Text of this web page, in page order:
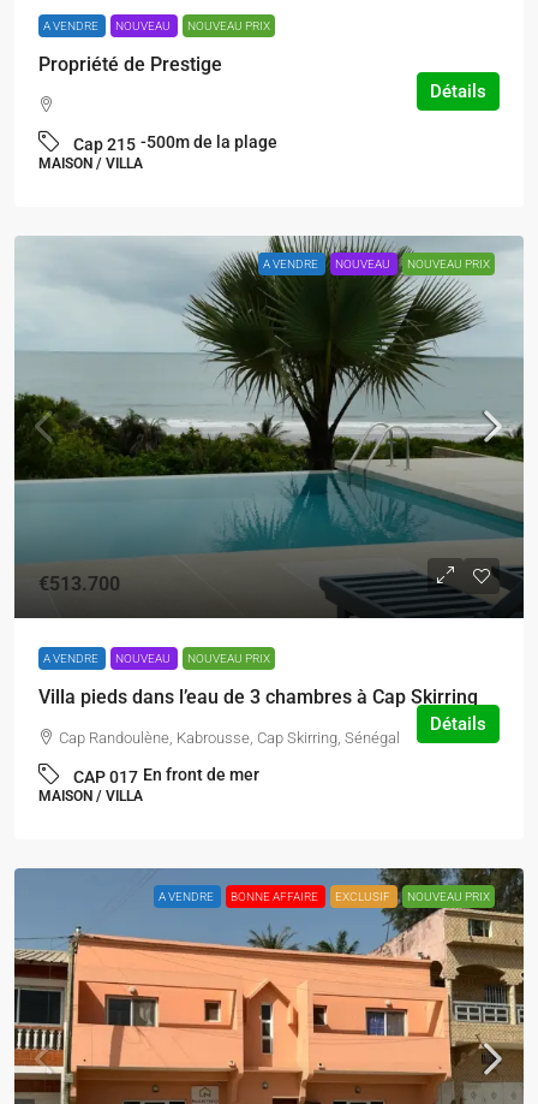
A VENDRE NOUVEAU NOUVEAU PRIX
Propriété de Prestige
Cap 215 -500m de la plage
MAISON / VILLA
Détails
A VENDRE NOUVEAU NOUVEAU PRIX
€513.700
A VENDRE NOUVEAU NOUVEAU PRIX
Villa pieds dans l’eau de 3 chambres à Cap Skirring
Cap Randoulène, Kabrousse, Cap Skirring, Sénégal
CAP 017 En front de mer
MAISON / VILLA
Détails
A VENDRE BONNE AFFAIRE EXCLUSIF NOUVEAU PRIX